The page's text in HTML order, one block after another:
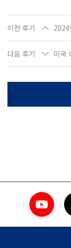
이전 후기 2024
다음 후기